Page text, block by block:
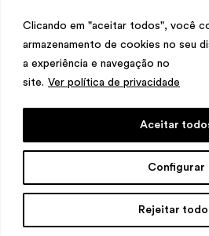
Clicando em "aceitar todos", você
armazenamento de cookies no seu
a experiência e navegação no
site. Ver política de privacidade
Configurar
Rejeitar
Aceitar